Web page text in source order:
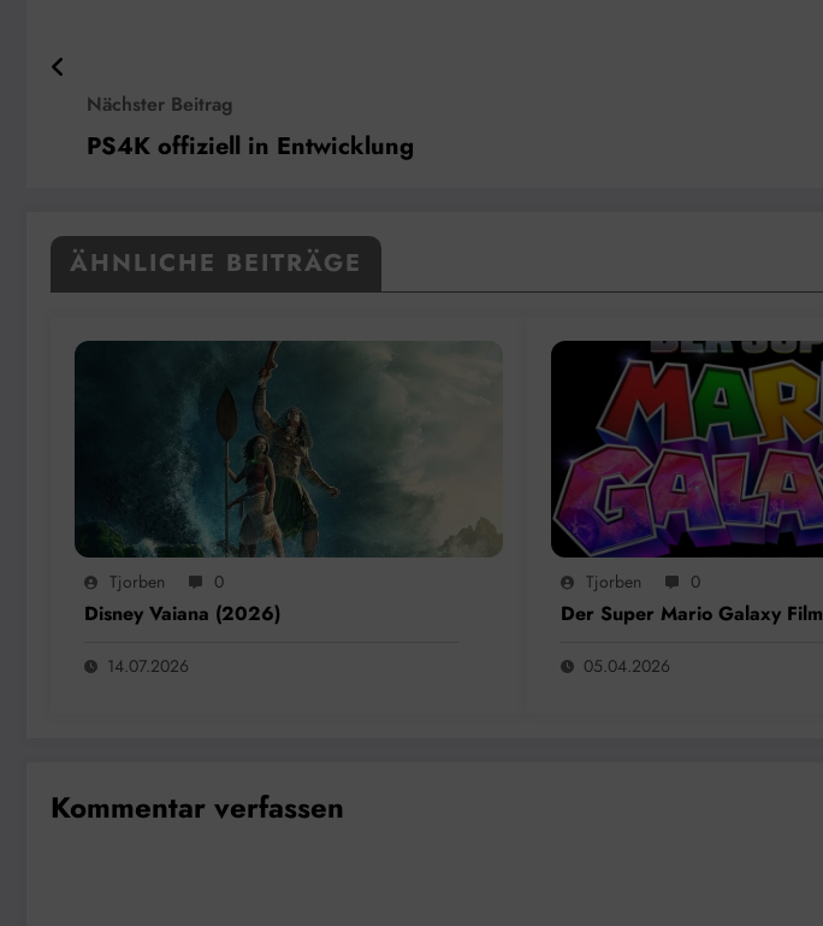
Nächster Beitrag
PS4K offiziell in Entwicklung
ÄHNLICHE BEITRÄGE
Tjorben 0
Disney Vaiana (2026)
14.07.2026
Tjorben 0
Der Super Mario Galaxy Film
05.04.2026
Kommentar verfassen